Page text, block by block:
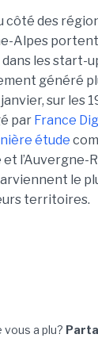
côté des
Alpes portent
les start-
généré
sur les
par France
étude
et l’Auvergne-
le
territoires.
a plu?